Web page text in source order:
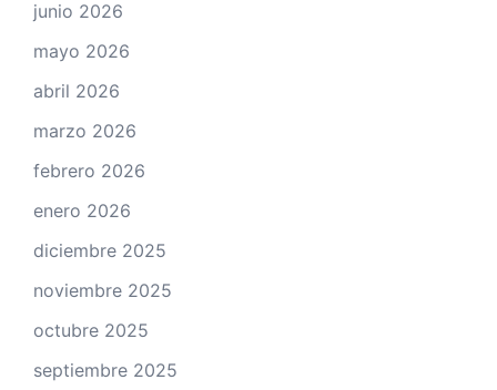
junio 2026
mayo 2026
abril 2026
marzo 2026
febrero 2026
enero 2026
diciembre 2025
noviembre 2025
octubre 2025
septiembre 2025